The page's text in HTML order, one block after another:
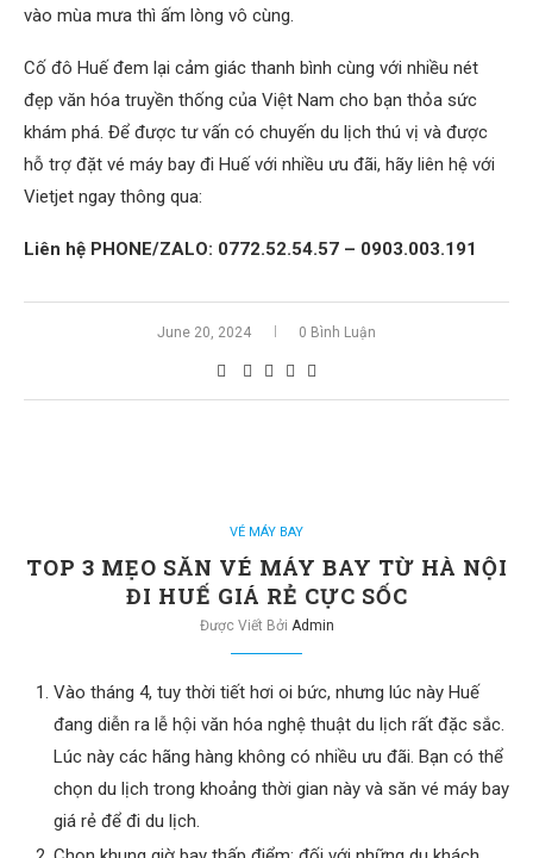
vào mùa mưa thì ấm lòng vô cùng.
Cố đô Huế đem lại cảm giác thanh bình cùng với nhiều nét
đẹp văn hóa truyền thống của Việt Nam cho bạn thỏa sức
khám phá. Để được tư vấn có chuyến du lịch thú vị và được
hỗ trợ đặt vé máy bay đi Huế với nhiều ưu đãi, hãy liên hệ với
Vietjet ngay thông qua:
Liên hệ PHONE/ZALO: 0772.52.54.57 – 0903.003.191
June 20, 2024 0 Bình Luận
VÉ MÁY BAY
TOP 3 MẸO SĂN VÉ MÁY BAY TỪ HÀ NỘI
ĐI HUẾ GIÁ RẺ CỰC SỐC
Được Viết Bởi Admin
Vào tháng 4, tuy thời tiết hơi oi bức, nhưng lúc này Huế
đang diễn ra lễ hội văn hóa nghệ thuật du lịch rất đặc sắc.
Lúc này các hãng hàng không có nhiều ưu đãi. Bạn có thể
chọn du lịch trong khoảng thời gian này và săn vé máy bay
giá rẻ để đi du lịch.